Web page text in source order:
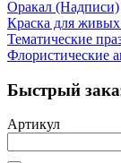
Оракал (Надписи)
Краска для живых
Тематические
Флористические
Быстрый
Артикул